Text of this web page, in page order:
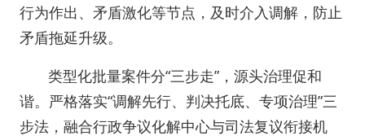
行为作出、矛盾激化等节点，及时介入调解，防止
矛盾拖延升级。
类型化批量案件分“三步走”，源头治理促和
谐。严格落实“调解先行、判决托底、专项治理”三
步法，融合行政争议化解中心与司法复议衔接机